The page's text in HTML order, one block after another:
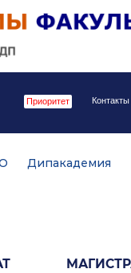
Приоритет Контакты
Дипакадемия